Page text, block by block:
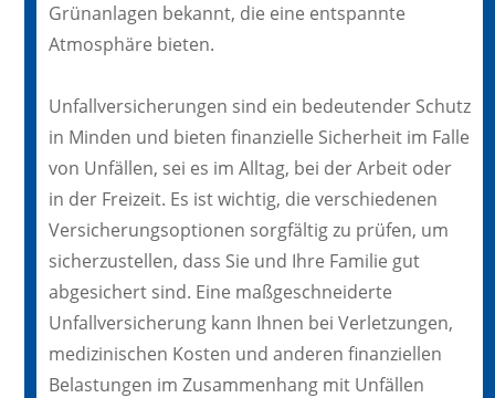
Grünanlagen bekannt, die eine entspannte
Atmosphäre bieten.
Unfallversicherungen sind ein bedeutender Schutz
in Minden und bieten finanzielle Sicherheit im Falle
von Unfällen, sei es im Alltag, bei der Arbeit oder
in der Freizeit. Es ist wichtig, die verschiedenen
Versicherungsoptionen sorgfältig zu prüfen, um
sicherzustellen, dass Sie und Ihre Familie gut
abgesichert sind. Eine maßgeschneiderte
Unfallversicherung kann Ihnen bei Verletzungen,
medizinischen Kosten und anderen finanziellen
Belastungen im Zusammenhang mit Unfällen